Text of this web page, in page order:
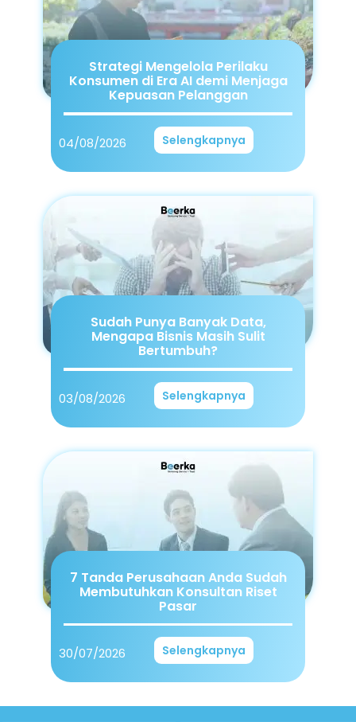
Strategi Mengelola Perilaku
Konsumen di Era AI demi Menjaga
Kepuasan Pelanggan
04/08/2026 Selengkapnya
Sudah Punya Banyak Data,
Mengapa Bisnis Masih Sulit
Bertumbuh?
03/08/2026 Selengkapnya
7 Tanda Perusahaan Anda Sudah
Membutuhkan Konsultan Riset
Pasar
30/07/2026 Selengkapnya